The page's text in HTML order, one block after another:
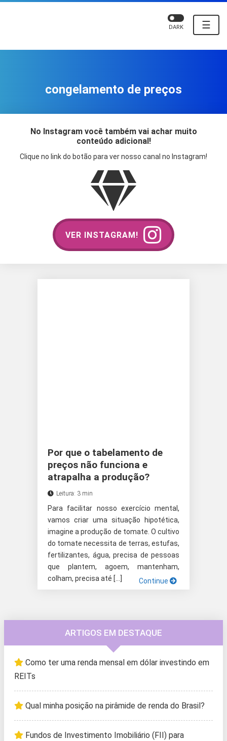
☰
DARK
congelamento de preços
No Instagram você também vai achar muito
conteúdo adicional!
Clique no link do botão para ver nosso canal no Instagram!
VER INSTAGRAM!
Por que o tabelamento de
preços não funciona e
atrapalha a produção?
Leitura: 3 min
Para facilitar nosso exercício mental,
vamos criar uma situação hipotética,
imagine a produção de tomate. O cultivo
do tomate necessita de terras, estufas,
fertilizantes, água, precisa de pessoas
que plantem, agoem, mantenham,
colham, precisa até […]
Continue
ARTIGOS EM DESTAQUE
Como ter uma renda mensal em dólar investindo em
REITs
Qual minha posição na pirâmide de renda do Brasil?
Fundos de Investimento Imobiliário (FII) para